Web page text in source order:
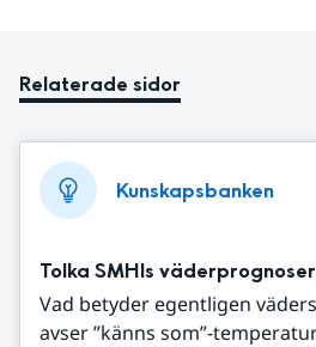
Relaterade sidor
Kunskapsbanken
Tolka SMHIs väderprognoser
Vad betyder egentligen
avser ”känns som”-